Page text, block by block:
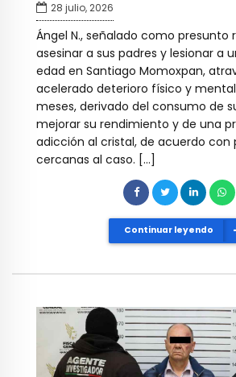
28 julio, 2026
Ángel N., señalado como presunto
asesinar a sus padres y lesionar a
edad en Santiago Momoxpan,
acelerado deterioro físico y
meses, derivado del consumo de
mejorar su rendimiento y de una
adicción al cristal, de acuerdo con
cercanas al caso. […]
Continuar leyendo